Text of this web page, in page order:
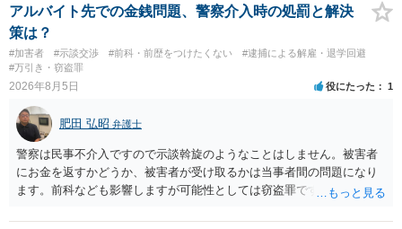
着や胸など強調したものではありません。」とありますが、少なくと
も捜査段階では性的姿態等撮影罪の被疑事実で逮捕勾留されるケース
が私の弁護経験では多くなった印象です（最終的には不起訴ないし各
都道府県の迷惑防止条例違反になることもあります）。2度としないこ
とをお勧めいたします。ご参考にしてください。
アルバイト先での金銭問題、警察介入時の処罰と解決
策は？
#加害者 #示談交渉 #前科・前歴をつけたくない
#逮捕による解雇・退学回避
#万引き・窃盗罪
2026年8月5日 役にたった 1
肥田 弘昭 弁護士
警察は民事不介入ですので示談斡旋のようなことはしません。被害者
にお金を返すかどうか、被害者が受け取るかは当事者間の問題になり
ます。前科なども影響しますが可能性としては窃盗罪ですので、逮捕